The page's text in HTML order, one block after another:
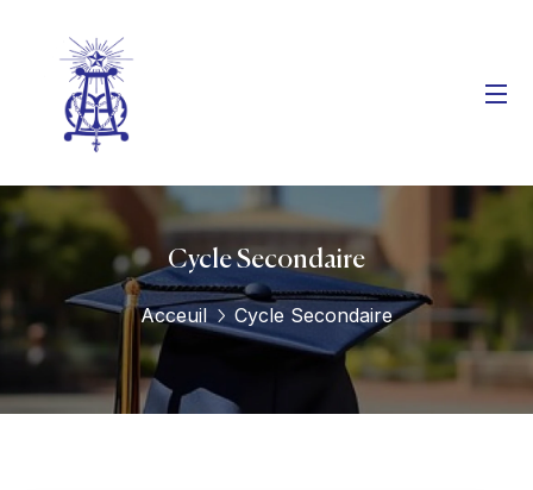
Cycle Secondaire
Acceuil Cycle Secondaire